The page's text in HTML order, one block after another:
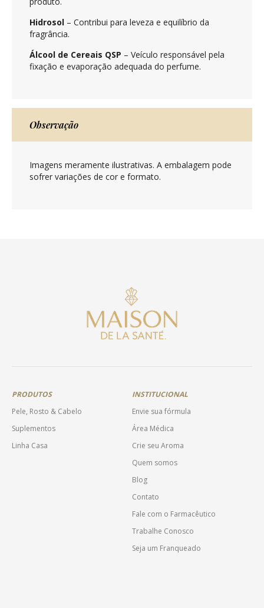
Hidrosol – Contribui para leveza e equilíbrio da
fragrância.
Álcool de Cereais QSP – Veículo responsável pela
fixação e evaporação adequada do perfume.
Observação
Imagens meramente ilustrativas. A embalagem pode
sofrer variações de cor e formato.
PRODUTOS
Pele, Rosto & Cabelo
Suplementos
Linha Casa
INSTITUCIONAL
Envie sua fórmula
Área Médica
Crie seu Aroma
Quem somos
Blog
Contato
Fale com o Farmacêutico
Trabalhe Conosco
Seja um Franqueado